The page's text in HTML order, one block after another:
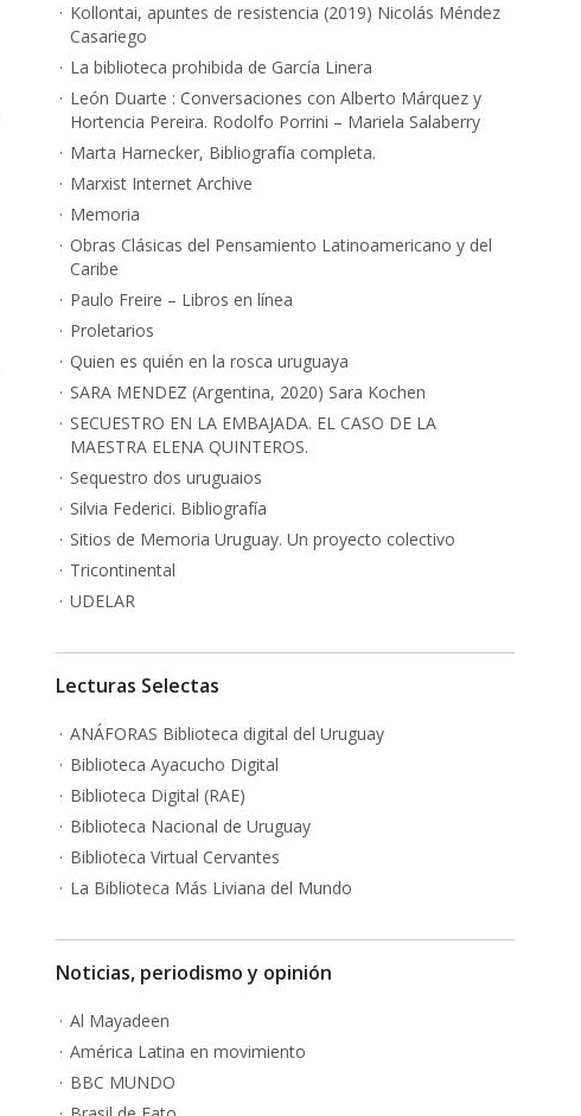
Kollontai, apuntes de resistencia (2019) Nicolás Méndez
Casariego
La biblioteca prohibida de García Linera
León Duarte : Conversaciones con Alberto Márquez y
Hortencia Pereira. Rodolfo Porrini – Mariela Salaberry
Marta Harnecker, Bibliografía completa.
Marxist Internet Archive
Memoria
Obras Clásicas del Pensamiento Latinoamericano y del
Caribe
Paulo Freire – Libros en línea
Proletarios
Quien es quién en la rosca uruguaya
SARA MENDEZ (Argentina, 2020) Sara Kochen
SECUESTRO EN LA EMBAJADA. EL CASO DE LA
MAESTRA ELENA QUINTEROS.
Sequestro dos uruguaios
Silvia Federici. Bibliografía
Sitios de Memoria Uruguay. Un proyecto colectivo
Tricontinental
UDELAR
Lecturas Selectas
ANÁFORAS Biblioteca digital del Uruguay
Biblioteca Ayacucho Digital
Biblioteca Digital (RAE)
Biblioteca Nacional de Uruguay
Biblioteca Virtual Cervantes
La Biblioteca Más Liviana del Mundo
Noticias, periodismo y opinión
Al Mayadeen
América Latina en movimiento
BBC MUNDO